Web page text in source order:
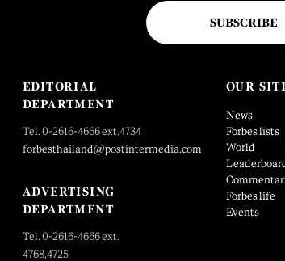
SUBSCRIBE
EDITORIAL
DEPARTMENT
Tel. 0-2616-4666 ext.4734
forbesthailand@postintermedia.com
ADVERTISING
DEPARTMENT
Tel. 0-2616-4666 ext.
4768,4725
OUR
News
Forbes lists
World
Forbes life
Events